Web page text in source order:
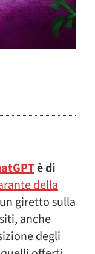
è di
della
giretto sulla
anche
degli